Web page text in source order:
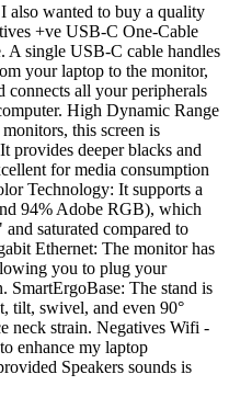
also wanted to buy a quality
+ve USB-C One-Cable
A single USB-C cable handles
your laptop to the monitor,
connects all your peripherals
High Dynamic Range
this screen is
provides deeper blacks and
for media consumption
Technology: It supports a
94% Adobe RGB), which
saturated compared to
Ethernet: The monitor has
you to plug your
SmartErgoBase: The stand is
tilt, swivel, and even 90°
neck strain. Negatives Wifi -
enhance my laptop
Speakers sounds is